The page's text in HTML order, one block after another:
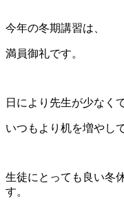
今年の冬期講習は、
満員御礼です。
日により先生が少なく
いつもより机を増やし
生徒にとっても良い冬
す。